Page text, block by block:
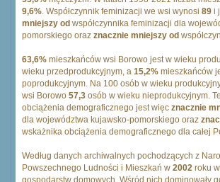
9,6%. Współczynnik feminizacji we wsi wynosi 89 i
mniejszy od współczynnika feminizacji dla
pomorskiego oraz znacznie mniejszy od
63,6% mieszkańców wsi Borowo jest w wieku
wieku przedprodukcyjnym, a 15,2% mieszkańców
poprodukcyjnym. Na 100 osób w wieku
wsi Borowo 57,3 osób w wieku nieprodukcyjnym.
obciążenia demograficznego jest więc znacznie
dla województwa kujawsko-pomorskiego oraz
wskażnika obciążenia demograficznego dla całej
Według danych archiwalnych pochodzących z
Powszechnego Ludności i Mieszkań w 2002 roku
gospodarstw domowych. Wśród nich dominowały